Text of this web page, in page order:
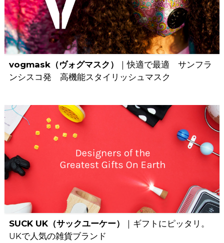
vogmask（ヴォグマスク）
｜快適で最適 サンフラ
ンシスコ発 高機能スタイリッシュマスク
SUCK UK（サックユーケー）
｜ギフトにピッタリ。
UKで人気の雑貨ブランド